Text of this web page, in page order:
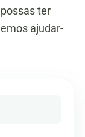
ter
ajudar-